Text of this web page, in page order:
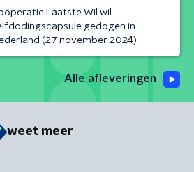
Laatste Wil wil
gedogen in
(27 november 2024)
Alle afleveringen
weet meer